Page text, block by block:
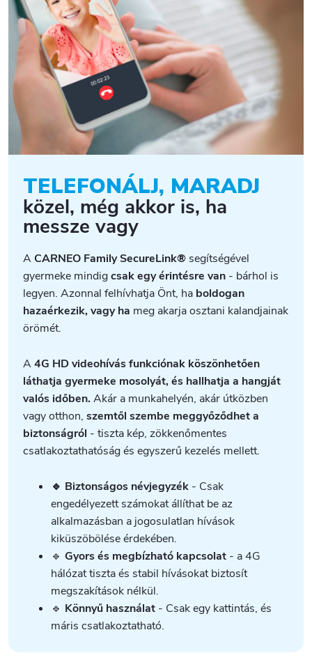
TELEFONÁLJ, MARADJ
közel, még akkor is, ha
messze vagy
ACARNEO Family SecureLink® segítségével
gyermeke mindigcsak egy érintésre van - bárhol is
legyen. Azonnal felhívhatja Önt, ha boldogan
hazaérkezik, vagy ha meg akarja osztani kalandjainak
örömét.
A4G HD videohívás funkciónak köszönhetően
láthatja gyermeke mosolyát, és hallhatja a hangját
valós időben.Akár a munkahelyén, akár útközben
vagy otthon,szemtől szembe meggyőződhet a
biztonságról - tiszta kép, zökkenőmentes
csatlakoztathatóság és egyszerű kezelés mellett.
🔹 Biztonságos névjegyzék - Csak
engedélyezett számokat állíthat be az
alkalmazásban a jogosulatlan hívások
kiküszöbölése érdekében.
🔹Gyors és megbízható kapcsolat - a 4G
hálózat tiszta és stabil hívásokat biztosít
megszakítások nélkül.
🔹 Könnyű használat - Csak egy kattintás, és
máris csatlakoztatható.